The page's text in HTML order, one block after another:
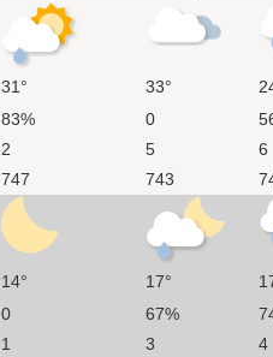
31° 33°
83% 0
2 5 6
747 743
14° 17°
0 67%
1 3 4